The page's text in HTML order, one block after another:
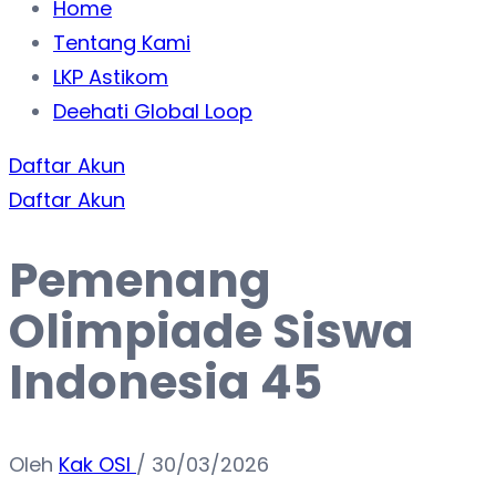
Home
Tentang Kami
LKP Astikom
Deehati Global Loop
Daftar Akun
Daftar Akun
Pemenang
Olimpiade Siswa
Indonesia 45
Oleh Kak OSI / 30/03/2026